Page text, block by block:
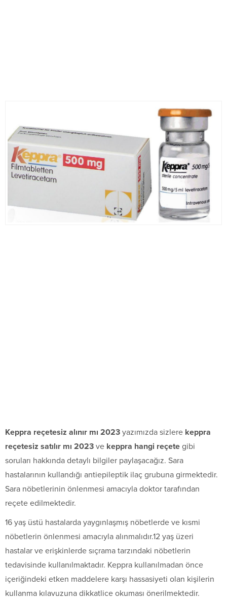
Keppra reçetesiz alınır mı 2023 yazımızda sizlere keppra
reçetesiz satılır mı 2023 ve keppra hangi reçete gibi
soruları hakkında detaylı bilgiler paylaşacağız. Sara
hastalarının kullandığı antiepileptik ilaç grubuna girmektedir.
Sara nöbetlerinin önlenmesi amacıyla doktor tarafından
reçete edilmektedir.
16 yaş üstü hastalarda yaygınlaşmış nöbetlerde ve kısmi
nöbetlerin önlenmesi amacıyla alınmalıdır.12 yaş üzeri
hastalar ve erişkinlerde sıçrama tarzındaki nöbetlerin
tedavisinde kullanılmaktadır. Keppra kullanılmadan önce
içeriğindeki etken maddelere karşı hassasiyeti olan kişilerin
kullanma kılavuzuna dikkatlice okuması önerilmektedir.